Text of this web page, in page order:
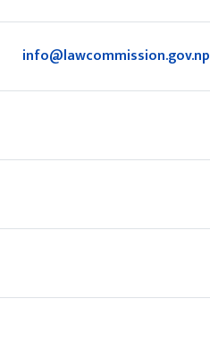
info@lawcommission.gov.np